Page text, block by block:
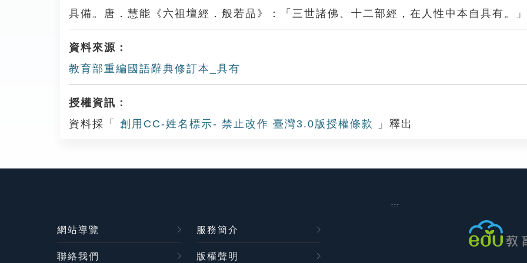
具備。唐．慧能《六祖壇經．般若品》：「三世諸佛、十二部經，在人性中本自具有。」
資料來源：
教育部重編國語辭典修訂本_具有
授權資訊：
資料採「
創用CC-姓名標示- 禁止改作 臺灣3.0版授權條款 」釋出
:::
網站導覽 服務簡介
聯絡我們 版權聲明